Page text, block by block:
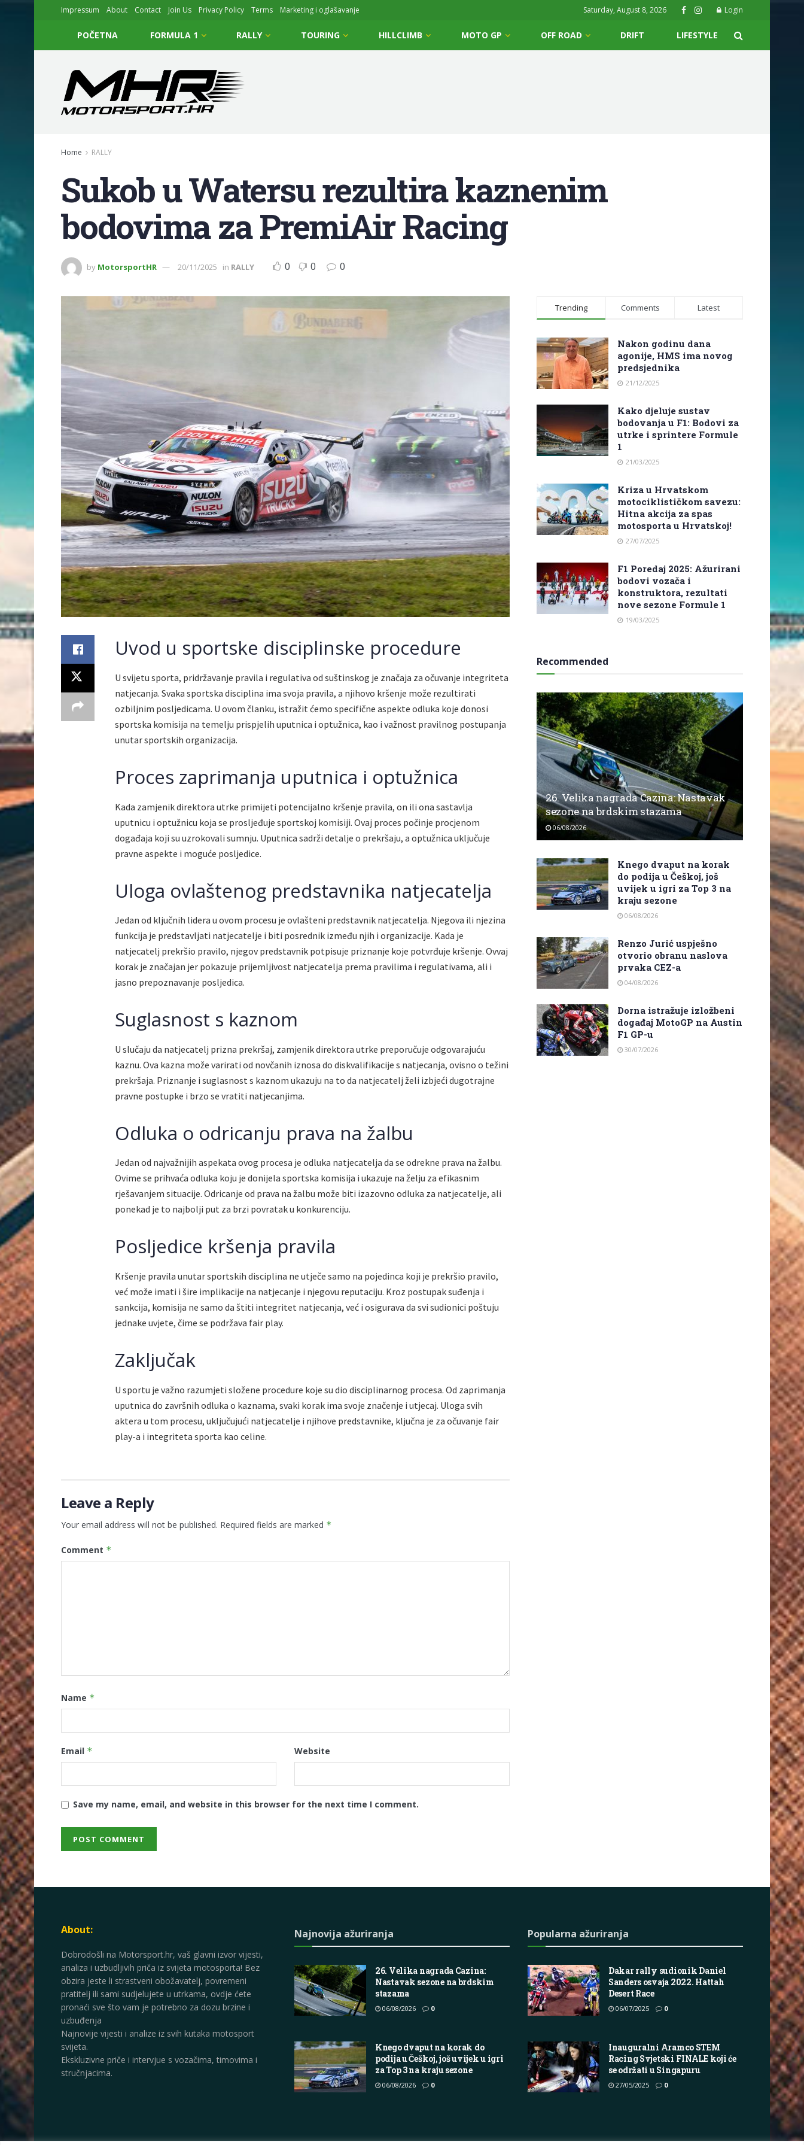
Impressum About Contact Join Us Privacy Policy Terms Marketing i oglašavanje Saturday, August 8, 2026 Login
POČETNA FORMULA 1 RALLY TOURING HILLCLIMB MOTO GP OFF ROAD DRIFT LIFESTYLE
Home RALLY
Sukob u Watersu rezultira kaznenim
bodovima za PremiAir Racing
by MotorsportHR 20/11/2025 in RALLY 0 0 0
Uvod u sportske disciplinske procedure
U svijetu sporta, pridržavanje pravila i regulativa od suštinskog je značaja za očuvanje integriteta
natjecanja. Svaka sportska disciplina ima svoja pravila, a njihovo kršenje može rezultirati
ozbiljnim posljedicama. U ovom članku, istražit ćemo specifične aspekte odluka koje donosi
sportska komisija na temelju prispjelih uputnica i optužnica, kao i važnost pravilnog postupanja
unutar sportskih organizacija.
Proces zaprimanja uputnica i optužnica
Kada zamjenik direktora utrke primijeti potencijalno kršenje pravila, on ili ona sastavlja
uputnicu i optužnicu koja se prosljeđuje sportskoj komisiji. Ovaj proces počinje procjenom
događaja koji su uzrokovali sumnju. Uputnica sadrži detalje o prekršaju, a optužnica uključuje
pravne aspekte i moguće posljedice.
Uloga ovlaštenog predstavnika natjecatelja
Jedan od ključnih lidera u ovom procesu je ovlašteni predstavnik natjecatelja. Njegova ili njezina
funkcija je predstavljati natjecatelje i biti posrednik između njih i organizacije. Kada je
natjecatelj prekršio pravilo, njegov predstavnik potpisuje priznanje koje potvrđuje kršenje. Ovvaj
korak je značajan jer pokazuje prijemljivost natjecatelja prema pravilima i regulativama, ali i
jasno prepoznavanje posljedica.
Suglasnost s kaznom
U slučaju da natjecatelj prizna prekršaj, zamjenik direktora utrke preporučuje odgovarajuću
kaznu. Ova kazna može varirati od novčanih iznosa do diskvalifikacije s natjecanja, ovisno o težini
prekršaja. Priznanje i suglasnost s kaznom ukazuju na to da natjecatelj želi izbjeći dugotrajne
pravne postupke i brzo se vratiti natjecanjima.
Odluka o odricanju prava na žalbu
Jedan od najvažnijih aspekata ovog procesa je odluka natjecatelja da se odrekne prava na žalbu.
Ovime se prihvaća odluka koju je donijela sportska komisija i ukazuje na želju za efikasnim
rješavanjem situacije. Odricanje od prava na žalbu može biti izazovno odluka za natjecatelje, ali
ponekad je to najbolji put za brzi povratak u konkurenciju.
Posljedice kršenja pravila
Kršenje pravila unutar sportskih disciplina ne utječe samo na pojedinca koji je prekršio pravilo,
već može imati i šire implikacije na natjecanje i njegovu reputaciju. Kroz postupak suđenja i
sankcija, komisija ne samo da štiti integritet natjecanja, već i osigurava da svi sudionici poštuju
jednake uvjete, čime se podržava fair play.
Zaključak
U sportu je važno razumjeti složene procedure koje su dio disciplinarnog procesa. Od zaprimanja
uputnica do završnih odluka o kaznama, svaki korak ima svoje značenje i utjecaj. Uloga svih
aktera u tom procesu, uključujući natjecatelje i njihove predstavnike, ključna je za očuvanje fair
play-a i integriteta sporta kao celine.
Leave a Reply
Your email address will not be published. Required fields are marked *
Comment *
Name *
Email * Website
Save my name, email, and website in this browser for the next time I comment.
Trending Comments Latest
Nakon godinu dana
agonije, HMS ima novog
predsjednika
21/12/2025
Kako djeluje sustav
bodovanja u F1: Bodovi za
utrke i sprintere Formule
1
21/03/2025
Kriza u Hrvatskom
motociklističkom savezu:
Hitna akcija za spas
motosporta u Hrvatskoj!
27/07/2025
F1 Poredaj 2025: Ažurirani
bodovi vozača i
konstruktora, rezultati
nove sezone Formule 1
19/03/2025
Recommended
26. Velika nagrada Cazina: Nastavak
sezone na brdskim stazama
06/08/2026
Knego dvaput na korak
do podija u Češkoj, još
uvijek u igri za Top 3 na
kraju sezone
06/08/2026
Renzo Jurić uspješno
otvorio obranu naslova
prvaka CEZ-a
04/08/2026
Dorna istražuje izložbeni
događaj MotoGP na Austin
F1 GP-u
30/07/2026
About:
Dobrodošli na Motorsport.hr, vaš glavni izvor vijesti,
analiza i uzbudljivih priča iz svijeta motosporta! Bez
obzira jeste li strastveni obožavatelj, povremeni
pratitelj ili sami sudjelujete u utrkama, ovdje ćete
pronaći sve što vam je potrebno za dozu brzine i
uzbuđenja
Najnovije vijesti i analize iz svih kutaka motosport
svijeta.
Ekskluzivne priče i intervjue s vozačima, timovima i
stručnjacima.
Najnovija ažuriranja
26. Velika nagrada Cazina:
Nastavak sezone na brdskim
stazama
06/08/2026 0
Knego dvaput na korak do
podija u Češkoj, još uvijek u igri
za Top 3 na kraju sezone
06/08/2026 0
Popularna ažuriranja
Dakar rally sudionik Daniel
Sanders osvaja 2022. Hattah
Desert Race
06/07/2025 0
Inauguralni Aramco STEM
Racing Svjetski FINALE koji će
se održati u Singapuru
27/05/2025 0